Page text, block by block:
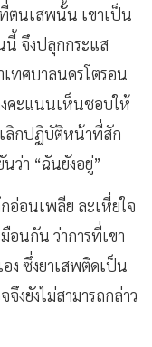
ตนเสพนั้น เขาเป็น
นี้ จึงปลุกกระแส
ทศบาลนครโตรอน
คะแนนเห็นชอบให้
ลิกปฏิบัติหน้าที่สัก
ว่า “ฉันยังอยู่”
อ่อนเพลีย ละเหี่ยใจ
อนกัน ว่าการที่เขา
ง ซึ่งยาเสพติดเป็น
งยังไม่สามารถกล่าว